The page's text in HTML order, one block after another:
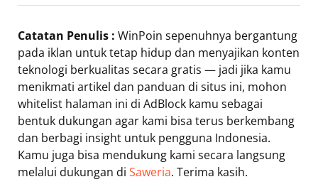
Catatan Penulis : WinPoin sepenuhnya bergantung
pada iklan untuk tetap hidup dan menyajikan konten
teknologi berkualitas secara gratis — jadi jika kamu
menikmati artikel dan panduan di situs ini, mohon
whitelist halaman ini di AdBlock kamu sebagai
bentuk dukungan agar kami bisa terus berkembang
dan berbagi insight untuk pengguna Indonesia.
Kamu juga bisa mendukung kami secara langsung
melalui dukungan di Saweria. Terima kasih.